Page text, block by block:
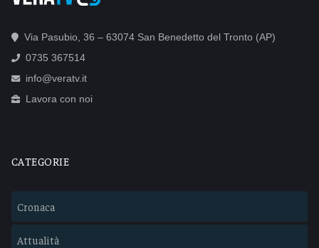
Via Pasubio, 36 – 63074 San Benedetto del Tronto (AP)
0735 367514
info@veratv.it
Lavora con noi
CATEGORIE
Cronaca
Attualità